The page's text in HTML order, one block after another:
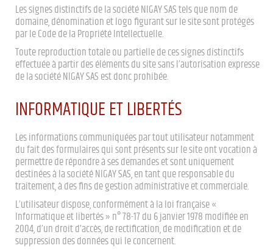
Les signes distinctifs de la société NIGAY SAS tels que nom de
domaine, dénomination et logo figurant sur le site sont protégés
par le Code de la Propriété Intellectuelle.
Toute reproduction totale ou partielle de ces signes distinctifs
effectuée à partir des éléments du site sans l’autorisation expresse
de la société NIGAY SAS est donc prohibée.
INFORMATIQUE ET LIBERTÉS
Les informations communiquées par tout utilisateur notamment
du fait des formulaires qui sont présents sur le site ont vocation à
permettre de répondre à ses demandes et sont uniquement
destinées à la société NIGAY SAS, en tant que responsable du
traitement, à des fins de gestion administrative et commerciale.
L’utilisateur dispose, conformément à la loi française «
Informatique et libertés » n° 78-17 du 6 janvier 1978 modifiée en
2004, d’un droit d’accès, de rectification, de modification et de
suppression des données qui le concernent.